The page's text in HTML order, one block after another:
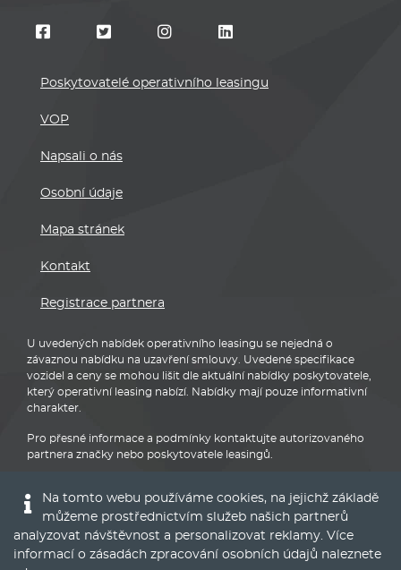
Poskytovatelé operativního leasingu
VOP
Napsali o nás
Osobní údaje
Mapa stránek
Kontakt
Registrace partnera
U uvedených nabídek operativního leasingu se nejedná o
závaznou nabídku na uzavření smlouvy. Uvedené specifikace
vozidel a ceny se mohou lišit dle aktuální nabídky poskytovatele,
který operativní leasing nabízí. Nabídky mají pouze informativní
charakter.
Pro přesné informace a podmínky kontaktujte autorizovaného
partnera značky nebo poskytovatele leasingů.
Na tomto webu používáme cookies, na jejichž základě
můžeme prostřednictvím služeb našich partnerů
analyzovat návštěvnost a personalizovat reklamy. Více
informací o zásadách zpracování osobních údajů naleznete